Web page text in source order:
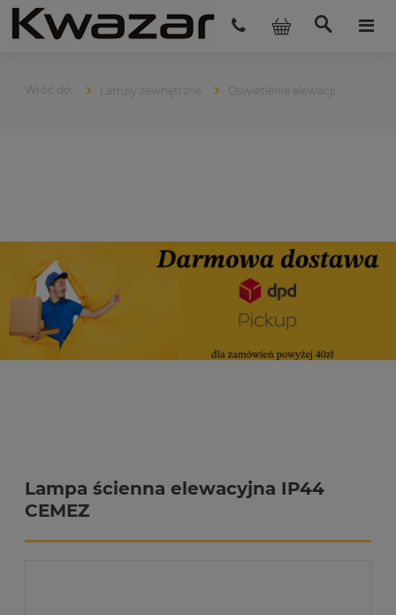
Lampy zewnętrzne Oświetlenie elewacji
Lampa ścienna elewacyjna IP44
CEMEZ